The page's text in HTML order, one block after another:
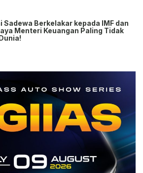
Sadewa Berkelakar kepada IMF dan
Menteri Keuangan Paling Tidak